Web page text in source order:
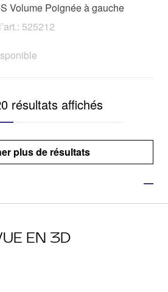
Volume Poignée à gauche
525212
résultats affichés
plus de résultats
EN 3D